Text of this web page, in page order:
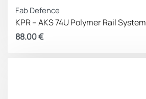
Fab Defence
KPR – AKS 74U Polymer Rail System
88.00€